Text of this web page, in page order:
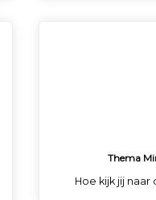
Thema
Hoe kijk jij naar